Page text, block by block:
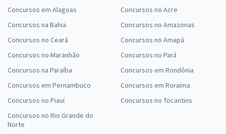
Concursos em Alagoas
Concursos na Bahia
Concursos no Ceará
Concursos no Maranhão
Concursos na Paraíba
Concursos em Pernambuco
Concursos no Piauí
Concursos no Rio Grande do
Norte
Concursos no Acre
Concursos no Amazonas
Concursos no Amapá
Concursos no Pará
Concursos em Rondônia
Concursos em Roraima
Concursos no Tocantins